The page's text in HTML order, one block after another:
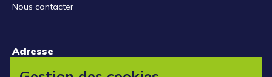
Nous contacter
Adresse
15 rue de la Libération